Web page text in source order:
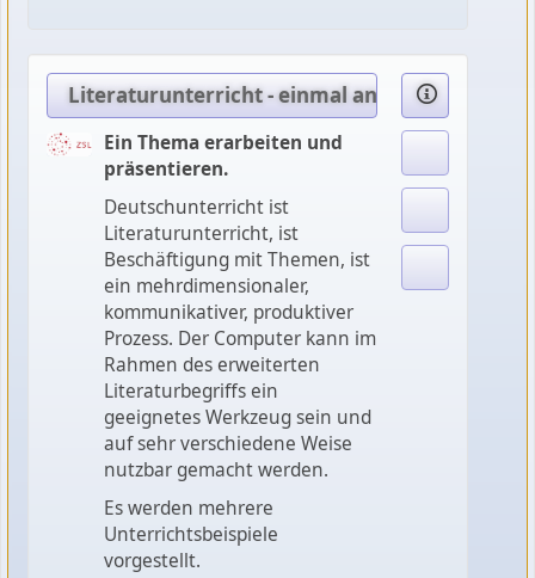
Literaturunterricht - einmal anders
Ein Thema erarbeiten und
präsentieren.
Deutschunterricht ist
Literaturunterricht, ist
Beschäftigung mit Themen, ist
ein mehrdimensionaler,
kommunikativer, produktiver
Prozess. Der Computer kann im
Rahmen des erweiterten
Literaturbegriffs ein
geeignetes Werkzeug sein und
auf sehr verschiedene Weise
nutzbar gemacht werden.
Es werden mehrere
Unterrichtsbeispiele
vorgestellt.